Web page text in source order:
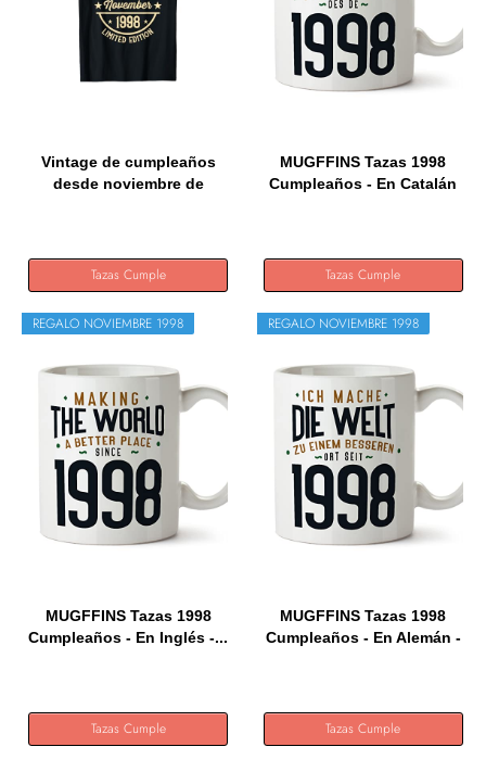
Vintage de cumpleaños
desde noviembre de
Tazas Cumple
MUGFFINS Tazas 1998
Cumpleaños - En Catalán
Tazas Cumple
REGALO NOVIEMBRE 1998
MUGFFINS Tazas 1998
Cumpleaños - En Inglés -...
Tazas Cumple
REGALO NOVIEMBRE 1998
MUGFFINS Tazas 1998
Cumpleaños - En Alemán -
Tazas Cumple